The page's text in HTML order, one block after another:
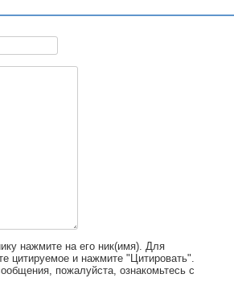
нажмите на его ник(имя). Для
цитируемое и нажмите "Цитировать".
пожалуйста, ознакомьтесь с